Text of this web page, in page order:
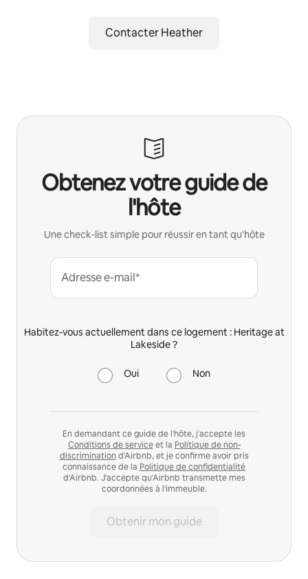
Contacter Heather
Obtenez votre guide de
l'hôte
Une check-list simple pour réussir en tant qu'hôte
Adresse e-mail*
Habitez-vous actuellement dans ce logement : Heritage at
Lakeside ?
Oui Non
En demandant ce guide de l'hôte, j'accepte les
Conditions de serviceet la Politique de non-
discrimination d'Airbnb, et je confirme avoir pris
connaissance de la Politique de confidentialité
d'Airbnb. J'accepte qu'Airbnb transmette mes
coordonnées à l'immeuble.
Obtenir mon guide